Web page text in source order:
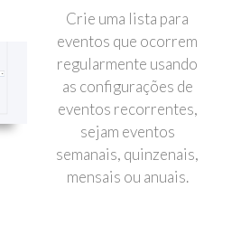
Crie uma lista para
eventos que ocorrem
regularmente usando
as configurações de
eventos recorrentes,
sejam eventos
semanais, quinzenais,
mensais ou anuais.